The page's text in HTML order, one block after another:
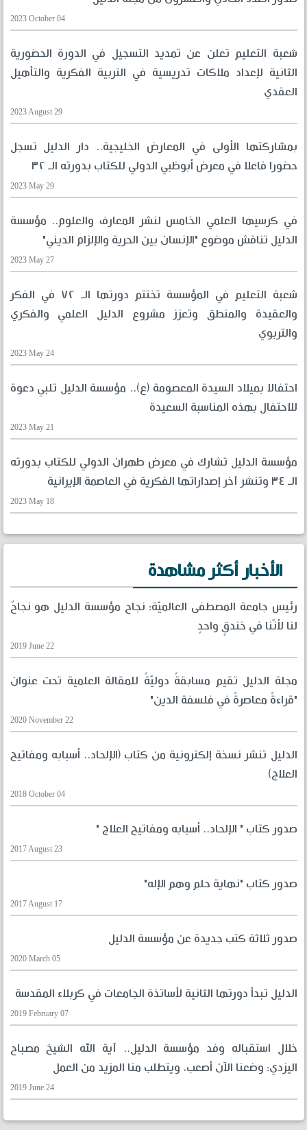
2023 October 04
شعبة التعليم تعلن عن تمديد التسجيل في الدورة الحضورية
الثانية لإعداد ملاكات تدريسية في التربية الفكرية والتأهيل
العقدي
2023 August 29
بمشاركتها الأولى في المعارض الخليجية.. دار الدليل تسجل
حضورا فاعلا في معرض أبوظبي الدولي للكتاب بدورته الـ ٣٢
2023 May 29
في كرسيها العلمي الخامس لنشر المعارف والعلوم.. مؤسسة
الدليل تناقش موضوع "الإنسان بين الحرية والإلزام الديني"
2023 May 27
شعبة التعليم في المؤسسة تختتم دورتها الـ ٧٢ في الفكر
والعقيدة والمنطق وتعزز مشروع الدليل العلمي والفكري
والتربوي
2023 May 24
احتفالا بميلاد السيدة المعصومة (ع).. مؤسسة الدليل تلبي دعوة
للاحتفال بهذه المناسبة السعيدة
2023 May 21
مؤسسة الدليل تشارك في معرض طهران الدولي للكتاب بدورته
الـ ٣٤ وتنشر آخر إصداراتها الفكرية في العاصمة الإيرانية
2023 May 18
الأخبار أكثر مشاهدة
رئيس جامعة المصطفى العالميّة: نجاح مؤسسة الدليل هو نجاحٌ
لنا لأنّنا في خندقٍ واحدٍ
2019 June 22
مجلة الدليل تقيم مسابقةً دوليّةً للمقالة العلمية تحت عنوان
"قراءةٌ معاصرةٌ في فلسفة الدين"
2020 November 22
الدليل تنشر نسخة إلكترونية من كتاب (الإلحاد.. أسبابه ومفاتيح
العلاج)
2018 October 04
صدور كتاب " الإلحاد.. أسبابه ومفاتيح العلاج "
2017 August 23
صدور كتاب "نهاية حلم وهم الإله"
2017 August 17
صدور ثلاثة كتب جديدة عن مؤسسة الدليل
2020 March 05
الدليل تبدأ دورتها الثانية لأساتذة الجامعات في كربلاء المقدسة
2019 February 07
خلال استقباله وفد مؤسسة الدليل.. آية الله الشيخ مصباح
اليزدي: وضعنا الآن أصعب، ويتطلب منا المزيد من العمل
2019 June 24